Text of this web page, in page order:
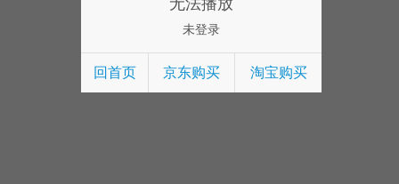
无法播放
未登录
回首页 京东购买 淘宝购买